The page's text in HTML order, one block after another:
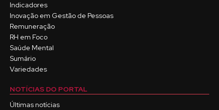
Indicadores
Inovação em Gestão de Pessoas
Remuneração
RH em Foco
Saúde Mental
Sumário
Variedades
NOTÍCIAS DO PORTAL
Últimas notícias